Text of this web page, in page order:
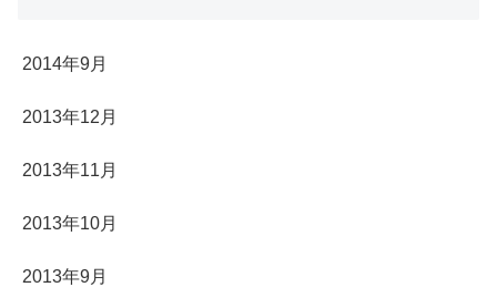
2014年9月
2013年12月
2013年11月
2013年10月
2013年9月